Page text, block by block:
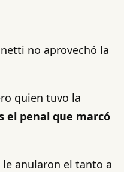
no aprovechó la
quien tuvo la
el penal que marcó
anularon el tanto a